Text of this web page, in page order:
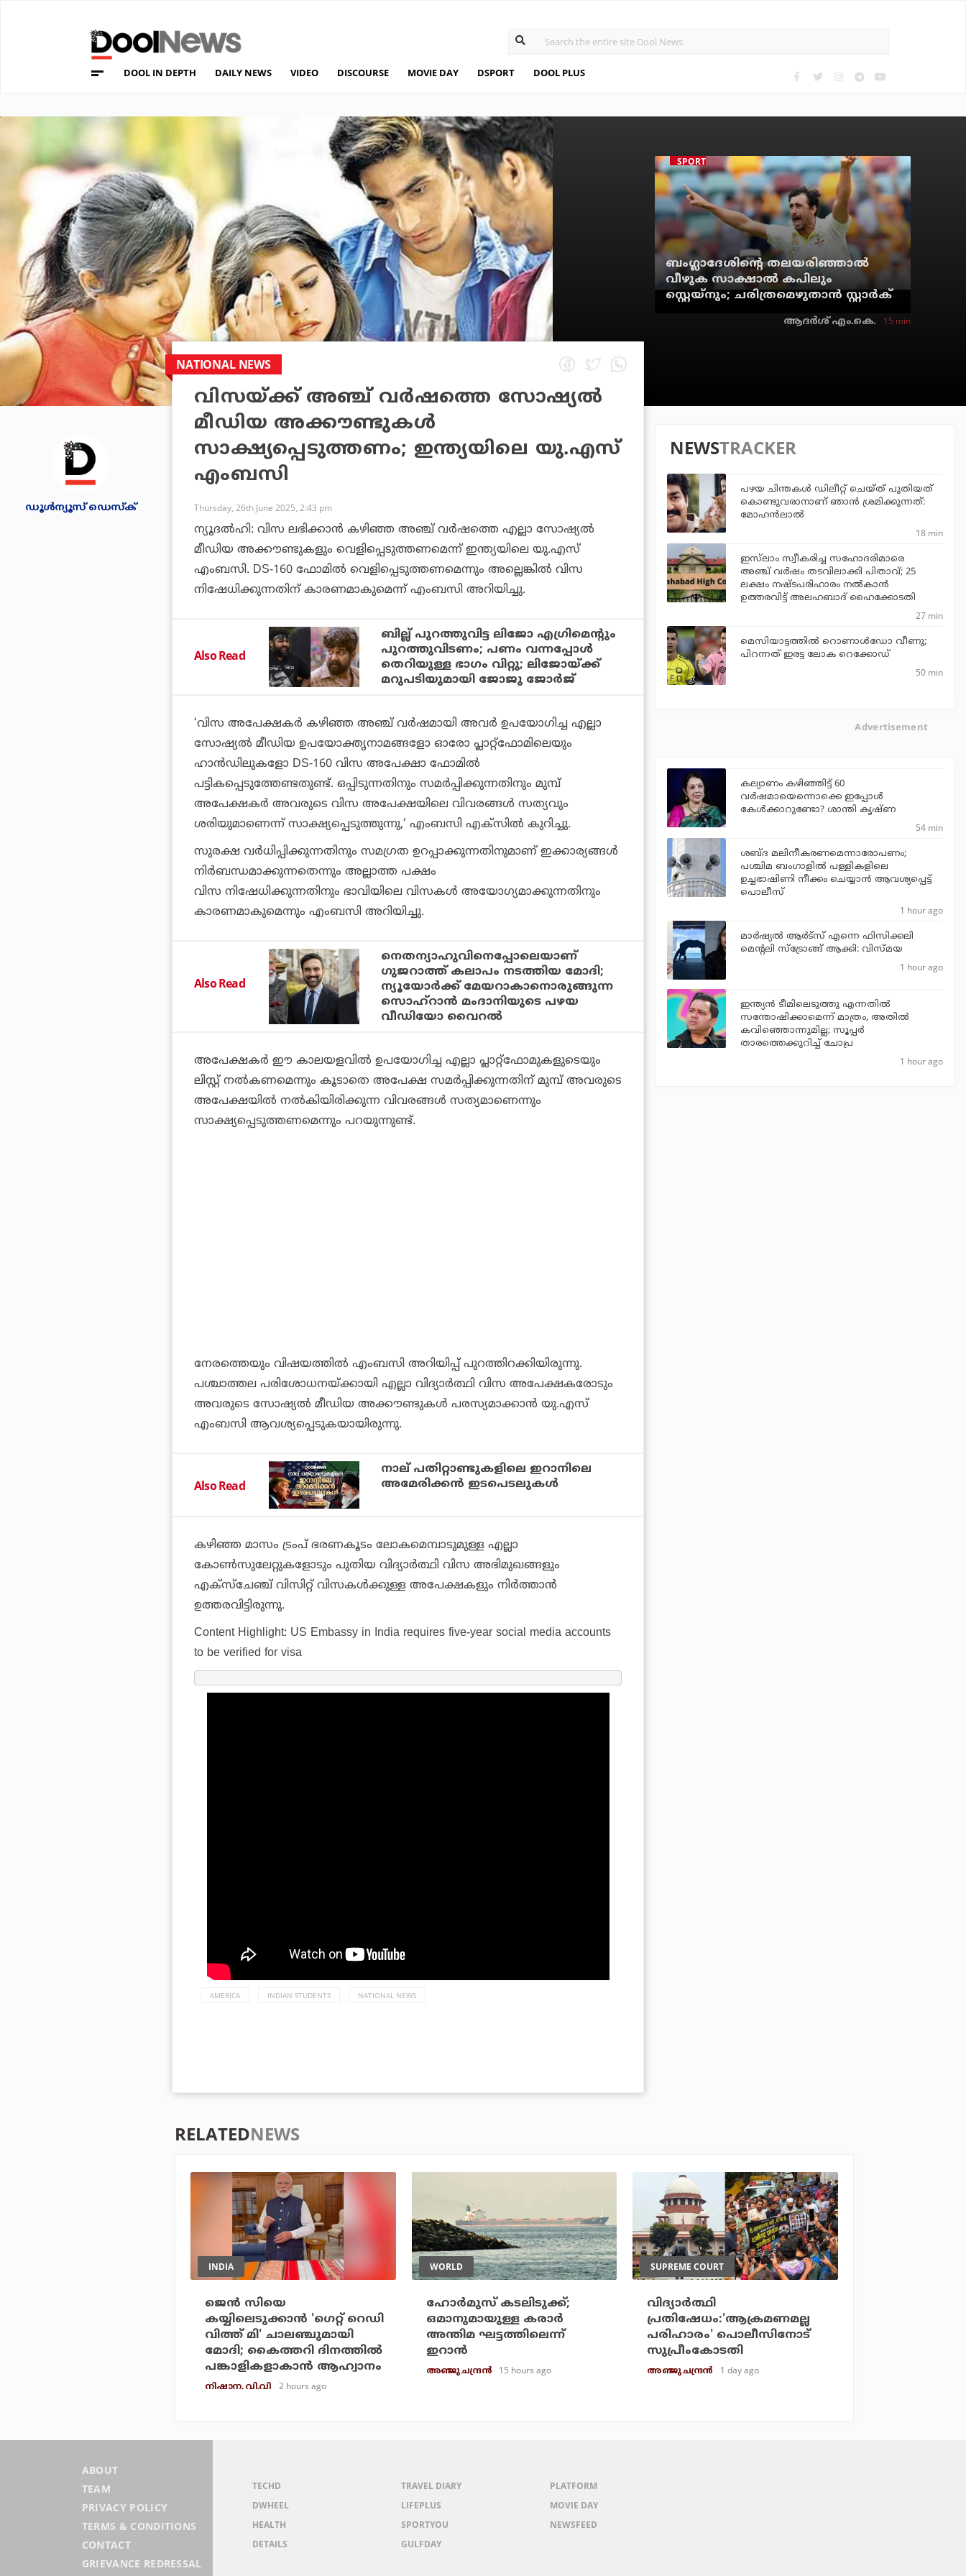
DOOL IN DEPTH DAILY NEWS VIDEO DISCOURSE MOVIE DAY DSPORT DOOL PLUS
SPORTS NEWS
ബംഗ്ലാദേശിന്റെ തലയരിഞ്ഞാല്‍
വീഴുക സാക്ഷാല്‍ കപിലും
സ്റ്റെയ്‌നും; ചരിത്രമെഴുതാന്‍ സ്റ്റാര്‍ക്
ആദർശ് എം.കെ. 15 min
ഡൂള്‍ന്യൂസ് ഡെസ്‌ക്
NATIONAL NEWS
വിസയ്ക്ക് അഞ്ച് വര്‍ഷത്തെ സോഷ്യല്‍
മീഡിയ അക്കൗണ്ടുകള്‍
സാക്ഷ്യപ്പെടുത്തണം; ഇന്ത്യയിലെ യു.എസ്
എംബസി
Thursday, 26th June 2025, 2:43 pm
ന്യൂദല്‍ഹി: വിസ ലഭിക്കാന്‍ കഴിഞ്ഞ അഞ്ച് വര്‍ഷത്തെ എല്ലാ സോഷ്യല്‍
മീഡിയ അക്കൗണ്ടുകളും വെളിപ്പെടുത്തണമെന്ന് ഇന്ത്യയിലെ യു.എസ്
എംബസി. DS-160 ഫോമില്‍ വെളിപ്പെടുത്തണമെന്നും അല്ലെങ്കില്‍ വിസ
നിഷേധിക്കുന്നതിന് കാരണമാകുമെന്ന് എംബസി അറിയിച്ചു.
Also Read
ബില്ല് പുറത്തുവിട്ട ലിജോ എഗ്രിമെന്റും
പുറത്തുവിടണം; പണം വന്നപ്പോള്‍
തെറിയുള്ള ഭാഗം വിറ്റു; ലിജോയ്ക്ക്
മറുപടിയുമായി ജോജു ജോര്‍ജ്
‘വിസ അപേക്ഷകര്‍ കഴിഞ്ഞ അഞ്ച് വര്‍ഷമായി അവര്‍ ഉപയോഗിച്ച എല്ലാ
സോഷ്യല്‍ മീഡിയ ഉപയോക്തൃനാമങ്ങളോ ഓരോ പ്ലാറ്റ്ഫോമിലെയും
ഹാന്‍ഡിലുകളോ DS-160 വിസ അപേക്ഷാ ഫോമില്‍
പട്ടികപ്പെടുത്തേണ്ടതുണ്ട്. ഒപ്പിടുന്നതിനും സമര്‍പ്പിക്കുന്നതിനും മുമ്പ്
അപേക്ഷകര്‍ അവരുടെ വിസ അപേക്ഷയിലെ വിവരങ്ങള്‍ സത്യവും
ശരിയുമാണെന്ന് സാക്ഷ്യപ്പെടുത്തുന്നു,’ എംബസി എക്‌സില്‍ കുറിച്ചു.
സുരക്ഷ വര്‍ധിപ്പിക്കുന്നതിനും സമഗ്രത ഉറപ്പാക്കുന്നതിനുമാണ് ഇക്കാര്യങ്ങള്‍
നിര്‍ബന്ധമാക്കുന്നതെന്നും അല്ലാത്ത പക്ഷം
വിസ നിഷേധിക്കുന്നതിനും ഭാവിയിലെ വിസകള്‍ അയോഗ്യമാക്കുന്നതിനും
കാരണമാകുമെന്നും എംബസി അറിയിച്ചു.
Also Read
നെതന്യാഹുവിനെപ്പോലെയാണ്
ഗുജറാത്ത് കലാപം നടത്തിയ മോദി;
ന്യൂയോർക്ക് മേയറാകാനൊരുങ്ങുന്ന
സൊഹ്‌റാൻ മംദാനിയുടെ പഴയ
വീഡിയോ വൈറൽ
അപേക്ഷകര്‍ ഈ കാലയളവില്‍ ഉപയോഗിച്ച എല്ലാ പ്ലാറ്റ്ഫോമുകളുടെയും
ലിസ്റ്റ് നല്‍കണമെന്നും കൂടാതെ അപേക്ഷ സമര്‍പ്പിക്കുന്നതിന് മുമ്പ് അവരുടെ
അപേക്ഷയില്‍ നല്‍കിയിരിക്കുന്ന വിവരങ്ങള്‍ സത്യമാണെന്നും
സാക്ഷ്യപ്പെടുത്തണമെന്നും പറയുന്നുണ്ട്.
നേരത്തെയും വിഷയത്തില്‍ എംബസി അറിയിപ്പ് പുറത്തിറക്കിയിരുന്നു.
പശ്ചാത്തല പരിശോധനയ്ക്കായി എല്ലാ വിദ്യാര്‍ത്ഥി വിസ അപേക്ഷകരോടും
അവരുടെ സോഷ്യല്‍ മീഡിയ അക്കൗണ്ടുകള്‍ പരസ്യമാക്കാന്‍ യു.എസ്
എംബസി ആവശ്യപ്പെടുകയായിരുന്നു.
Also Read
നാല് പതിറ്റാണ്ടുകളിലെ ഇറാനിലെ
അമേരിക്കന്‍ ഇടപെടലുകള്‍
കഴിഞ്ഞ മാസം ട്രംപ് ഭരണകൂടം ലോകമെമ്പാടുമുള്ള എല്ലാ
കോണ്‍സുലേറ്റുകളോടും പുതിയ വിദ്യാര്‍ത്ഥി വിസ അഭിമുഖങ്ങളും
എക്‌സ്‌ചേഞ്ച് വിസിറ്റ് വിസകള്‍ക്കുള്ള അപേക്ഷകളും നിര്‍ത്താന്‍
ഉത്തരവിട്ടിരുന്നു.
Content Highlight: US Embassy in India requires five-year social media accounts
to be verified for visa
AMERICA INDIAN STUDENTS NATIONAL NEWS
NEWSTRACKER
പഴയ ചിന്തകള്‍ ഡിലീറ്റ് ചെയ്ത് പുതിയത്
കൊണ്ടുവരാനാണ് ഞാന്‍ ശ്രമിക്കുന്നത്:
മോഹന്‍ലാല്‍
18 min
ഇസ്‌ലാം സ്വീകരിച്ച സഹോദരിമാരെ
അഞ്ച് വര്‍ഷം തടവിലാക്കി പിതാവ്; 25
ലക്ഷം നഷ്ടപരിഹാരം നല്‍കാന്‍
ഉത്തരവിട്ട് അലഹബാദ് ഹൈക്കോടതി
27 min
മെസിയാട്ടത്തില്‍ റൊണാള്‍ഡോ വീണു;
പിറന്നത് ഇരട്ട ലോക റെക്കോഡ്
50 min
Advertisement
കല്യാണം കഴിഞ്ഞിട്ട് 60
വർഷമായെന്നൊക്കെ ഇപ്പോൾ
കേൾക്കാറുണ്ടോ? ശാന്തി കൃഷ്ണ
54 min
ശബ്ദ മലിനീകരണമെന്നാരോപണം;
പശ്ചിമ ബംഗാളില്‍ പള്ളികളിലെ
ഉച്ചഭാഷിണി നീക്കം ചെയ്യാന്‍ ആവശ്യപ്പെട്ട്
പൊലീസ്
1 hour ago
മാർഷ്യൽ ആർട്സ് എന്നെ ഫിസിക്കലി
മെന്റലി സ്ട്രോങ്ങ് ആക്കി: വിസ്മയ
1 hour ago
ഇന്ത്യന്‍ ടീമിലെടുത്തു എന്നതില്‍
സന്തോഷിക്കാമെന്ന് മാത്രം, അതില്‍
കവിഞ്ഞൊന്നുമില്ല; സൂപ്പര്‍
താരത്തെക്കുറിച്ച് ചോപ്ര
1 hour ago
RELATEDNEWS
INDIA
ജെന്‍ സിയെ
കയ്യിലെടുക്കാന്‍ 'ഗെറ്റ് റെഡി
വിത്ത് മി' ചാലഞ്ചുമായി
മോദി; കൈത്തറി ദിനത്തില്‍
പങ്കാളികളാകാന്‍ ആഹ്വാനം
നിഷാന. വി.വി 2 hours ago
WORLD
ഹോര്‍മുസ് കടലിടുക്ക്;
ഒമാനുമായുള്ള കരാര്‍
അന്തിമ ഘട്ടത്തിലെന്ന്
ഇറാന്‍
അഞ്ജു ചന്ദ്രന്‍ 15 hours ago
SUPREME COURT
വിദ്യാര്‍ത്ഥി
പ്രതിഷേധം:'ആക്രമണമല്ല
പരിഹാരം' പൊലീസിനോട്
സുപ്രീംകോടതി
അഞ്ജു ചന്ദ്രന്‍ 1 day ago
ABOUT
TEAM
PRIVACY POLICY
TERMS & CONDITIONS
CONTACT
GRIEVANCE REDRESSAL
TECHD
DWHEEL
HEALTH
DETAILS
TRAVEL DIARY
LIFEPLUS
SPORTYOU
GULFDAY
PLATFORM
MOVIE DAY
NEWSFEED